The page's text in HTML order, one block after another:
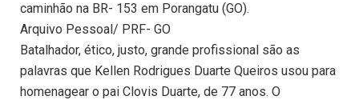
caminhão na BR- 153 em Porangatu (GO).
Arquivo Pessoal/ PRF- GO
Batalhador, ético, justo, grande profissional são as
palavras que Kellen Rodrigues Duarte Queiros usou para
homenagear o pai Clovis Duarte, de 77 anos. O